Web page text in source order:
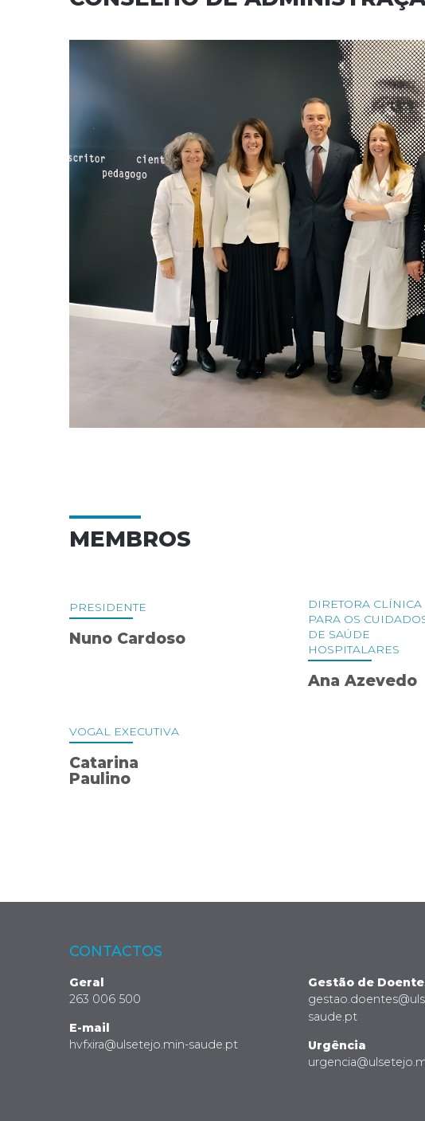
MEMBROS
PRESIDENTE
Nuno Cardoso
DIRETORA CLÍNICA
PARA OS
DE SAÚDE
HOSPITALARES
Ana Azevedo
VOGAL EXECUTIVA
Catarina
Paulino
CONTACTOS
Geral
263 006 500
E-mail
hvfxira@ulsetejo.min-saude.pt
Gestão de
saude.pt
Urgência